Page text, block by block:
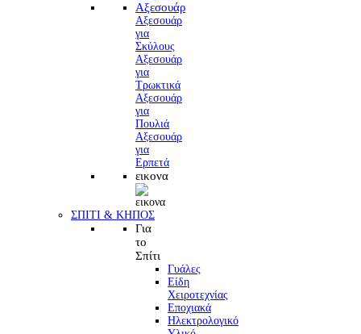
Αξεσουάρ
Αξεσουάρ
για
Σκύλους
Αξεσουάρ
για
Τρωκτικά
Αξεσουάρ
για
Πουλιά
Αξεσουάρ
για
Ερπετά
εικονα
ΣΠΙΤΙ & ΚΗΠΟΣ
Για
το
Σπίτι
Γυάλες
Είδη
Χειροτεχνίας
Εποχιακά
Ηλεκτρολογικό